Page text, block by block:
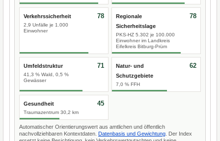
Verkehrssicherheit
2,9 Unfälle je 1.000
Einwohner
78
Regionale
Sicherheitslage
PKS-HZ 5.302 je 100.000
Einwohner im Landkreis
Eifelkreis Bitburg-Prüm
78
Umfeldstruktur
41,3 % Wald, 0,5 %
Gewässer
71
Natur- und
Schutzgebiete
7,0 % FFH
62
Gesundheit
Traumazentrum 30,2 km
45
Automatischer Orientierungswert aus amtlichen und öffentlich
nachvollziehbaren Kontextdaten. Datenbasis und Gewichtung . Der Index